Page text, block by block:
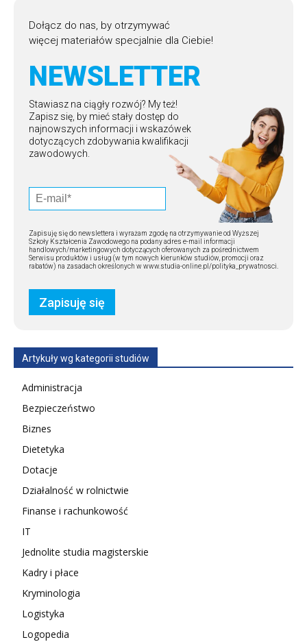
Dołącz do nas, by otrzymywać
więcej materiałów specjalnie dla Ciebie!
NEWSLETTER
Stawiasz na ciągły rozwój? My też!
Zapisz się, by mieć stały dostęp do
najnowszych informacji i wskazówek
dotyczących zdobywania kwalifikacji
zawodowych.
Zapisuję się do newslettera i wyrażam zgodę na otrzymywanie od Wyższej
Szkoły Kształcenia Zawodowego na podany adres e-mail informacji
handlowych/marketingowych dotyczących oferowanych za pośrednictwem
Serwisu produktów i usług (w tym nowych kierunków studiów, promocji oraz
rabatów) na zasadach określonych w www.studia-online.pl/polityka_prywatnosci.
Artykuły wg kategorii studiów
Administracja
Bezpieczeństwo
Biznes
Dietetyka
Dotacje
Działalność w rolnictwie
Finanse i rachunkowość
IT
Jednolite studia magisterskie
Kadry i płace
Kryminologia
Logistyka
Logopedia